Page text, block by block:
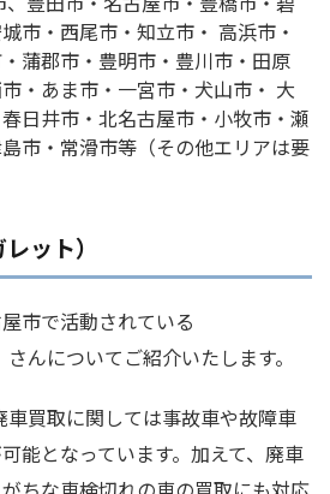
市・西尾市・知立市・ 高浜市・
蒲郡市・豊明市・豊川市・田原
・あま市・一宮市・犬山市・ 大
日井市・北名古屋市・小牧市・瀬
市・常滑市等（その他エリアは要
ット）
市で活動されている
んについてご紹介いたします。
車買取に関しては事故車や故障車
能となっています。加えて、廃車